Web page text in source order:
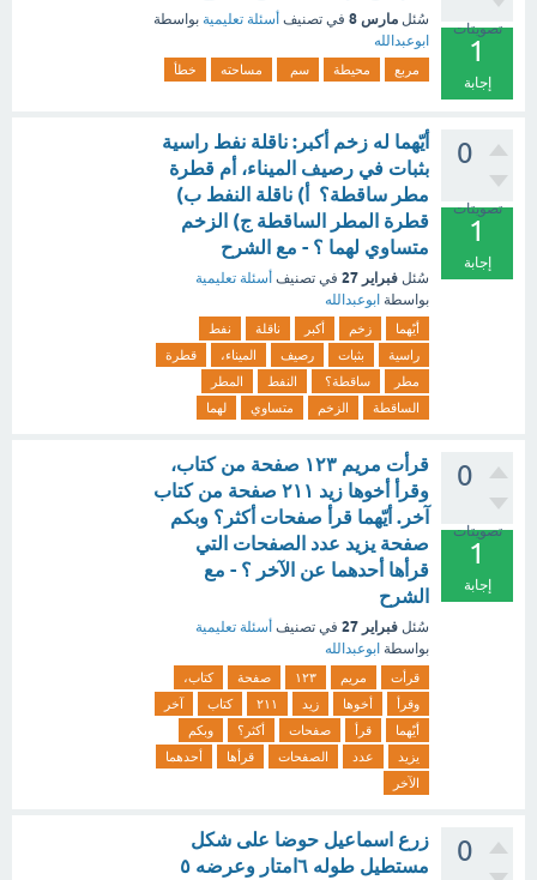
تصويتات
1
إجابة
سُئل مارس 8 في تصنيف أسئلة تعليمية بواسطة
ابوعبدالله
مربع محيطة سم مساحته خطأ
0
تصويتات
1
إجابة
أيّهما له زخم أكبر: ناقلة نفط راسية
بثبات في رصيف الميناء، أم قطرة
مطر ساقطة؟ أ) ناقلة النفط ب)
قطرة المطر الساقطة ج) الزخم
متساوي لهما ؟ - مع الشرح
سُئل فبراير 27 في تصنيف أسئلة تعليمية
بواسطة ابوعبدالله
أيّهما زخم أكبر ناقلة
نفط
راسية
بثبات رصيف الميناء،
قطرة
مطر
ساقطة؟ النفط
المطر
الساقطة
الزخم متساوي لهما
0
تصويتات
1
إجابة
قرأت مريم ١٢٣ صفحة من كتاب،
وقرأ أخوها زيد ٢١١ صفحة من كتاب
آخر. أيّهما قرأ صفحات أكثر؟ وبكم
صفحة يزيد عدد الصفحات التي
قرأها أحدهما عن الآخر ؟ - مع
الشرح
سُئل فبراير 27 في تصنيف أسئلة تعليمية
بواسطة ابوعبدالله
قرأت مريم ١٢٣ صفحة
كتاب،
وقرأ
أخوها زيد ٢١١ كتاب
آخر
أيّهما
قرأ صفحات أكثر؟
وبكم
يزيد
عدد الصفحات قرأها
أحدهما
الآخر
0
زرع اسماعيل حوضا على شكل
مستطيل طوله ٦امتار وعرضه ٥